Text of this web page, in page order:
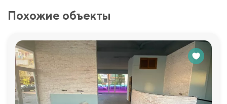
Похожие объекты